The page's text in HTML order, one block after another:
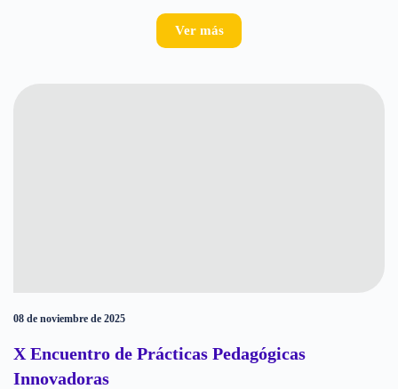
Ver más
08 de noviembre de 2025
X Encuentro de Prácticas Pedagógicas
Innovadoras